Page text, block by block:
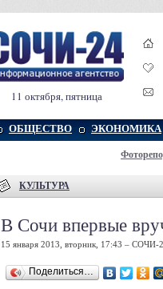
11 октября, пятница
ОБЩЕСТВО ЭКОНОМИКА
КУЛЬТУРА
В Сочи впервые
15 января 2013, вторник, 17:43 – СОЧИ-
Поделиться…